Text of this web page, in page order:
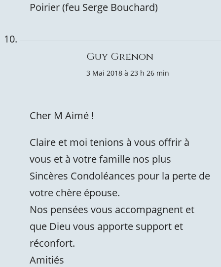
Poirier (feu Serge Bouchard)
Guy Grenon
3 Mai 2018 à 23 h 26 min
Cher M Aimé !
Claire et moi tenions à vous offrir à
vous et à votre famille nos plus
Sincères Condoléances pour la perte de
votre chère épouse.
Nos pensées vous accompagnent et
que Dieu vous apporte support et
réconfort.
Amitiés